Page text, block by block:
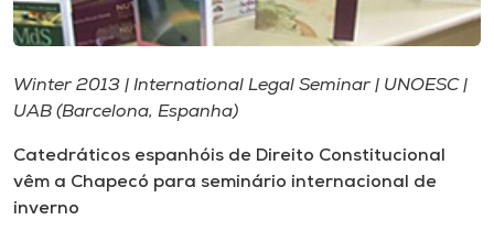
Museu
Unoesc
Store
Winter 2013 | International Legal Seminar | UNOESC |
UAB (Barcelona, Espanha)
Catedráticos espanhóis de Direito Constitucional
vêm a Chapecó para seminário internacional de
inverno